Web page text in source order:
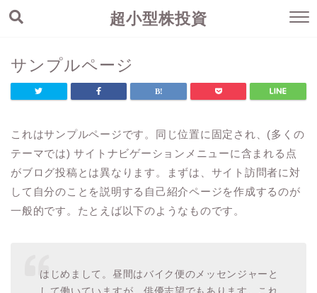
超小型株投資
サンプルページ
これはサンプルページです。同じ位置に固定され、(多くの
テーマでは) サイトナビゲーションメニューに含まれる点
がブログ投稿とは異なります。まずは、サイト訪問者に対
して自分のことを説明する自己紹介ページを作成するのが
一般的です。たとえば以下のようなものです。
はじめまして。昼間はバイク便のメッセンジャーと